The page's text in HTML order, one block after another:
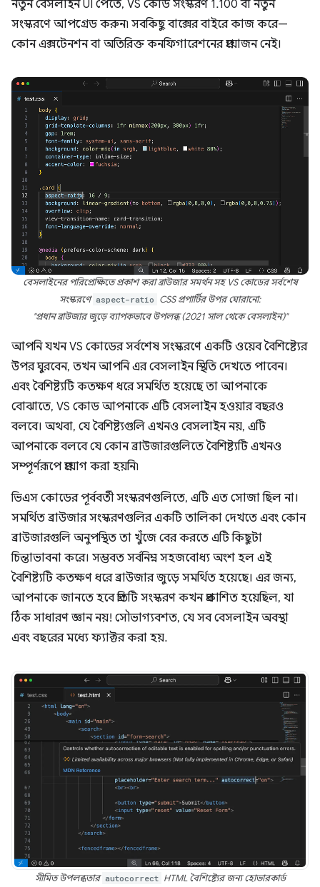
নতুন বেসলাইন UI পেতে, VS কোড সংস্করণ 1.100 বা নতুন
সংস্করণে আপগ্রেড করুন৷ সবকিছু বাক্সের বাইরে কাজ করে—
কোন এক্সটেনশন বা অতিরিক্ত কনফিগারেশনের প্রয়োজন নেই।
বেসলাইনের পরিপ্রেক্ষিতে প্রকাশ করা ব্রাউজার সমর্থন সহ VS কোডের সর্বশেষ
সংস্করণে aspect-ratio CSS প্রপার্টির উপর ঘোরানো:
"প্রধান ব্রাউজার জুড়ে ব্যাপকভাবে উপলব্ধ (2021 সাল থেকে বেসলাইন)"
আপনি যখন VS কোডের সর্বশেষ সংস্করণে একটি ওয়েব বৈশিষ্ট্যের
উপর ঘুরবেন, তখন আপনি এর বেসলাইন স্থিতি দেখতে পাবেন।
এবং বৈশিষ্ট্যটি কতক্ষণ ধরে সমর্থিত হয়েছে তা আপনাকে
বোঝাতে, VS কোড আপনাকে এটি বেসলাইন হওয়ার বছরও
বলবে। অথবা, যে বৈশিষ্ট্যগুলি এখনও বেসলাইন নয়, এটি
আপনাকে বলবে যে কোন ব্রাউজারগুলিতে বৈশিষ্ট্যটি এখনও
সম্পূর্ণরূপে প্রয়োগ করা হয়নি৷
ভিএস কোডের পূর্ববর্তী সংস্করণগুলিতে, এটি এত সোজা ছিল না।
সমর্থিত ব্রাউজার সংস্করণগুলির একটি তালিকা দেখতে এবং কোন
ব্রাউজারগুলি অনুপস্থিত তা খুঁজে বের করতে এটি কিছুটা
চিন্তাভাবনা করে। সম্ভবত সর্বনিম্ন সহজবোধ্য অংশ হল এই
বৈশিষ্ট্যটি কতক্ষণ ধরে ব্রাউজার জুড়ে সমর্থিত হয়েছে। এর জন্য,
আপনাকে জানতে হবে প্রতিটি সংস্করণ কখন প্রকাশিত হয়েছিল, যা
ঠিক সাধারণ জ্ঞান নয়! সৌভাগ্যবশত, যে সব বেসলাইন অবস্থা
এবং বছরের মধ্যে ফ্যাক্টর করা হয়.
সীমিত উপলব্ধতার autocorrect HTML বৈশিষ্ট্যের জন্য হোভারকার্ড